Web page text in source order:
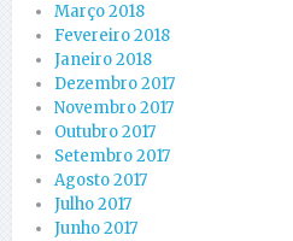
Março 2018
Fevereiro 2018
Janeiro 2018
Dezembro 2017
Novembro 2017
Outubro 2017
Setembro 2017
Agosto 2017
Julho 2017
Junho 2017